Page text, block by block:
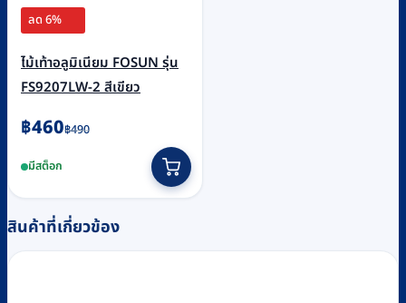
ลด 6%
ไม้เท้าอลูมิเนียม FOSUN รุ่น
FS9207LW-2 สีเขียว
฿490
Original
was:
฿490.
฿460
Current
is:
฿460.
มีสต็อก
สินค้าที่เกี่ยวข้อง